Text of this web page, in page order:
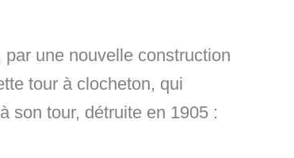
une nouvelle construction
tour à clocheton, qui
son tour, détruite en 1905 :